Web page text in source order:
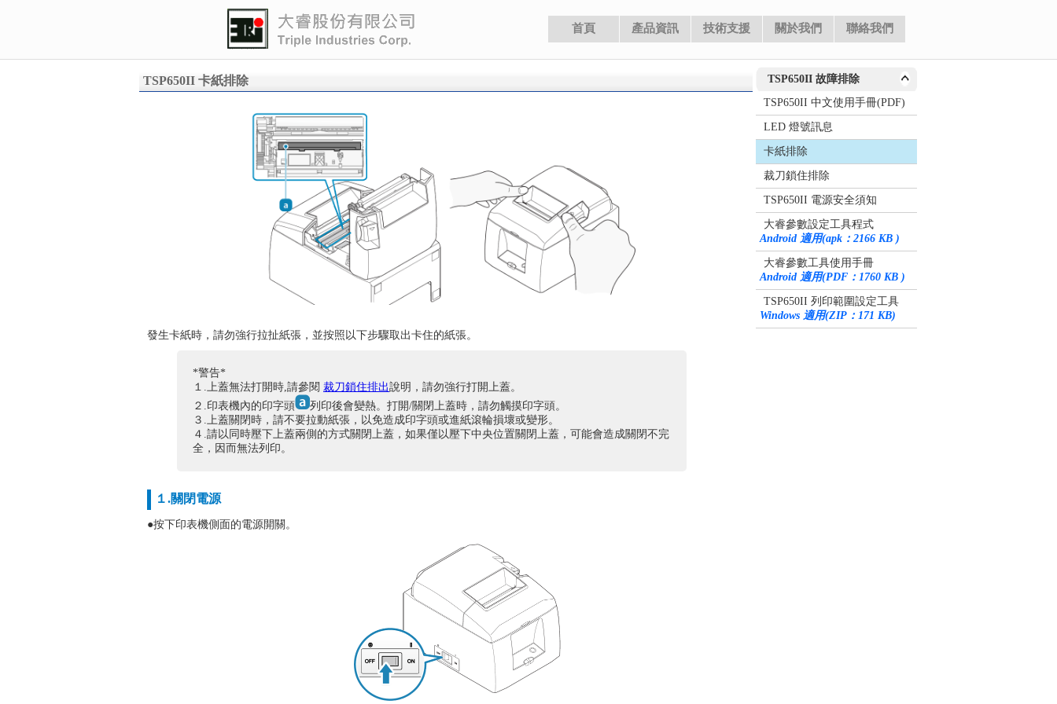
TSP650II 卡紙排除
發生卡紙時，請勿強行拉扯紙張，並按照以下步驟取出卡住的紙張。
*警告*
１.上蓋無法打開時,請參閱 裁刀鎖住排出說明，請勿強行打開上蓋。
２.印表機內的印字頭
列印後會變熱。打開/關閉上蓋時，請勿觸摸印字頭。
３.上蓋關閉時，請不要拉動紙張，以免造成印字頭或進紙滾輪損壞或變形。
４.請以同時壓下上蓋兩側的方式關閉上蓋，如果僅以壓下中央位置關閉上蓋，可能會造成關閉不完
全，因而無法列印。
１.關閉電源
●按下印表機側面的電源開關。
TSP650II 故障排除
TSP650II 中文使用手冊(PDF)
LED 燈號訊息
卡紙排除
裁刀鎖住排除
TSP650II 電源安全須知
大睿參數設定工具程式
Android 適用(apk：2166 KB )
大睿參數工具使用手冊
Android 適用(PDF：1760 KB )
TSP650II 列印範圍設定工具
Windows 適用(ZIP：171 KB)